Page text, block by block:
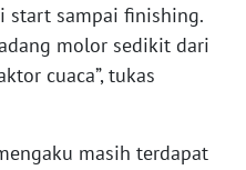
start sampai finishing.
molor sedikit dari
cuaca”, tukas
masih terdapat